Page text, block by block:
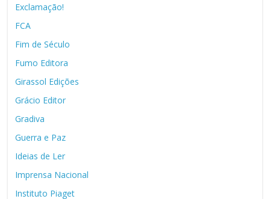
Exclamação!
FCA
Fim de Século
Fumo Editora
Girassol Edições
Grácio Editor
Gradiva
Guerra e Paz
Ideias de Ler
Imprensa Nacional
Instituto Piaget